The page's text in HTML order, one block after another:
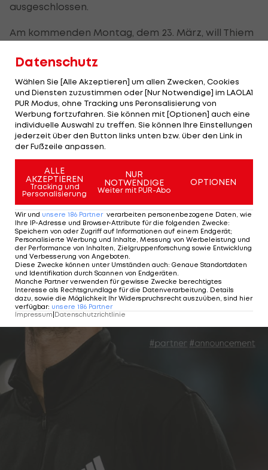
ausgeschlossen.
Am kommenden Montag, dem 23. März, will Thiem
Die Instagram-Story von Dominic Thiem:
Datenschutz
Wählen Sie [Alle Akzeptieren] um allen Zwecken, Cookies
und Diensten zuzustimmen oder [Nur Notwendige] im LAOLA1
PUR Modus, ohne Tracking uns Peronsalisierung von
Werbung fortzufahren. Sie können mit [Optionen] auch eine
individuelle Auswahl zu treffen. Sie können Ihre Einstellungen
jederzeit über den Button links unten bzw. über den Link in
der Fußzeile anpassen.
ALLE
AKZEPTIEREN
Tracking und
Personalisierung
NUR
NOTWENDIGE
Weiter mit PUR-Abo
OPTIONEN
Wir und unsere 186 Partner verarbeiten personenbezogene Daten, wie
Ihre IP-Adresse und Browser-Attribute für die folgenden Zwecke:
Speichern von oder Zugriff auf Informationen auf einem Endgerät;
Personalisierte Werbung und Inhalte, Messung von Werbeleistung und
der Performance von Inhalten, Zielgruppenforschung sowie Entwicklung
und Verbesserung von Angeboten
Diese Zwecke können unter Umständen auch: Genaue Standortdaten
und Identifikation durch Scannen von Endgeräten
Manche Partner verwenden für gewisse Zwecke berechtigtes
Interesse als Rechtsgrundlage für die Datenverarbeitung. Details
dazu, sowie die Möglichkeit Ihr Widerspruchsrecht auszuüben, sind hier
verfügbar: unsere 186 Partner
Impressum|Datenschutzrichtlinie